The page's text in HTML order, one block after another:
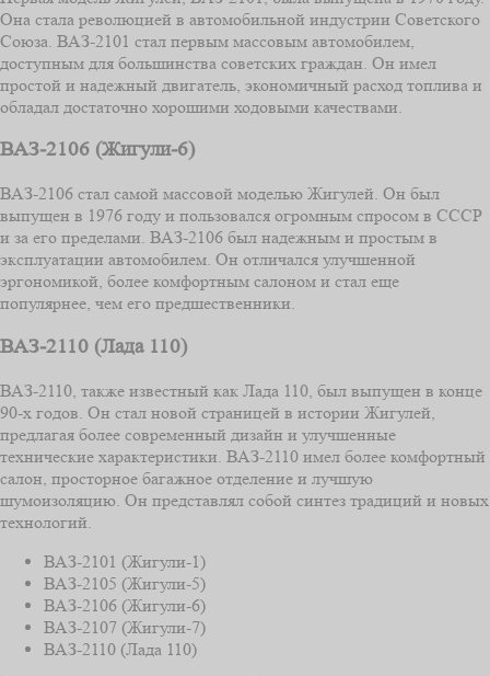
Она стала революцией в автомобильной индустрии Советского
Союза. ВАЗ-2101 стал первым массовым автомобилем,
доступным для большинства советских граждан. Он имел
простой и надежный двигатель, экономичный расход топлива и
обладал достаточно хорошими ходовыми качествами.
ВАЗ-2106 (Жигули-6)
ВАЗ-2106 стал самой массовой моделью Жигулей. Он был
выпущен в 1976 году и пользовался огромным спросом в СССР
и за его пределами. ВАЗ-2106 был надежным и простым в
эксплуатации автомобилем. Он отличался улучшенной
эргономикой, более комфортным салоном и стал еще
популярнее, чем его предшественники.
ВАЗ-2110 (Лада 110)
ВАЗ-2110, также известный как Лада 110, был выпущен в конце
90-х годов. Он стал новой страницей в истории Жигулей,
предлагая более современный дизайн и улучшенные
технические характеристики. ВАЗ-2110 имел более комфортный
салон, просторное багажное отделение и лучшую
шумоизоляцию. Он представлял собой синтез традиций и новых
технологий.
ВАЗ-2101 (Жигули-1)
ВАЗ-2105 (Жигули-5)
ВАЗ-2106 (Жигули-6)
ВАЗ-2107 (Жигули-7)
ВАЗ-2110 (Лада 110)